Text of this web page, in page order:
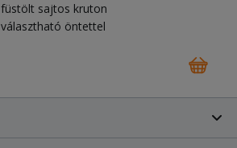
füstölt sajtos kruton
választható öntettel